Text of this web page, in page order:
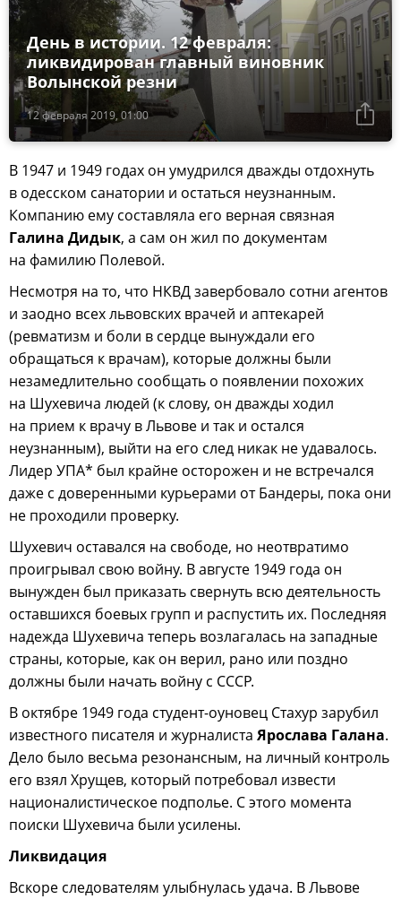
12 февраля 2019, 01:00
День в истории. 12 февраля:
ликвидирован главный виновник
Волынской резни
В 1947 и 1949 годах он умудрился дважды отдохнуть
в одесском санатории и остаться неузнанным.
Компанию ему составляла его верная связная
Галина Дидык, а сам он жил по документам
на фамилию Полевой.
Несмотря на то, что НКВД завербовало сотни агентов
и заодно всех львовских врачей и аптекарей
(ревматизм и боли в сердце вынуждали его
обращаться к врачам), которые должны были
незамедлительно сообщать о появлении похожих
на Шухевича людей (к слову, он дважды ходил
на прием к врачу в Львове и так и остался
неузнанным), выйти на его след никак не удавалось.
Лидер УПА* был крайне осторожен и не встречался
даже с доверенными курьерами от Бандеры, пока они
не проходили проверку.
Шухевич оставался на свободе, но неотвратимо
проигрывал свою войну. В августе 1949 года он
вынужден был приказать свернуть всю деятельность
оставшихся боевых групп и распустить их. Последняя
надежда Шухевича теперь возлагалась на западные
страны, которые, как он верил, рано или поздно
должны были начать войну с СССР.
В октябре 1949 года студент-оуновец Стахур зарубил
известного писателя и журналиста Ярослава Галана.
Дело было весьма резонансным, на личный контроль
его взял Хрущев, который потребовал извести
националистическое подполье. С этого момента
поиски Шухевича были усилены.
Ликвидация
Вскоре следователям улыбнулась удача. В Львове